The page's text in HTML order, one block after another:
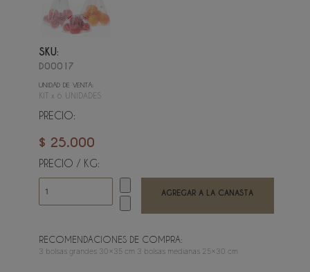
SKU:
D00017
UNIDAD DE VENTA:
KIT x 6 UNIDADES
PRECIO:
$ 25.000
PRECIO / KG:
RECOMENDACIONES DE COMPRA:
3 bolsas grandes 30x35 cm 3 bolsas medianas 25x30 cm